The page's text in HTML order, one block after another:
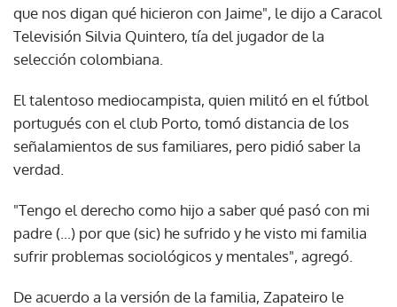
que nos digan qué hicieron con Jaime", le dijo a Caracol
Televisión Silvia Quintero, tía del jugador de la
selección colombiana.
El talentoso mediocampista, quien militó en el fútbol
portugués con el club Porto, tomó distancia de los
señalamientos de sus familiares, pero pidió saber la
verdad.
"Tengo el derecho como hijo a saber qué pasó con mi
padre (...) por que (sic) he sufrido y he visto mi familia
sufrir problemas sociológicos y mentales", agregó.
De acuerdo a la versión de la familia, Zapateiro le